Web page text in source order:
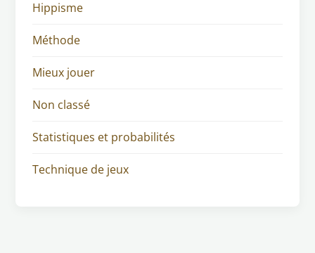
Hippisme
Méthode
Mieux jouer
Non classé
Statistiques et probabilités
Technique de jeux